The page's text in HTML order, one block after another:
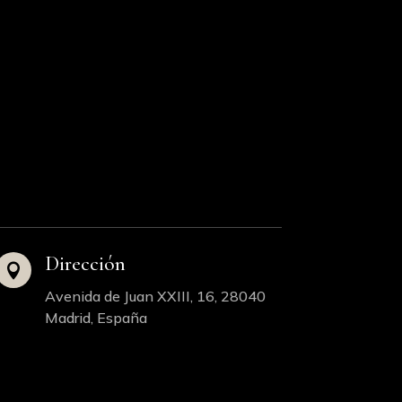
 Dirección
Avenida de Juan XXIII, 16, 28040
Madrid, España